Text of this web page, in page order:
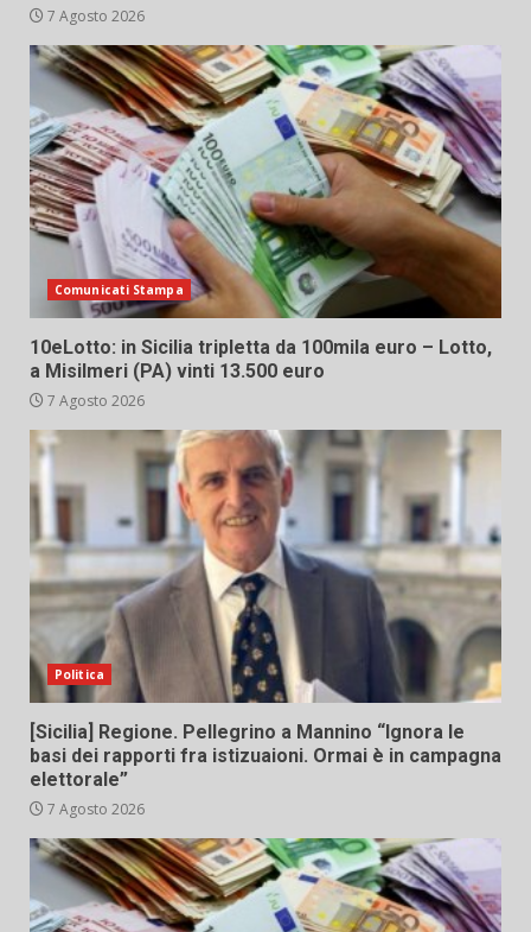
7 Agosto 2026
Comunicati Stampa
10eLotto: in Sicilia tripletta da 100mila euro – Lotto,
a Misilmeri (PA) vinti 13.500 euro
7 Agosto 2026
Politica
[Sicilia] Regione. Pellegrino a Mannino “Ignora le
basi dei rapporti fra istizuaioni. Ormai è in campagna
elettorale”
7 Agosto 2026